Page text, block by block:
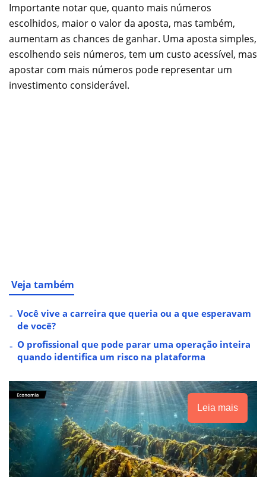
Importante notar que, quanto mais números
escolhidos, maior o valor da aposta, mas também,
aumentam as chances de ganhar. Uma aposta simples,
escolhendo seis números, tem um custo acessível, mas
apostar com mais números pode representar um
investimento considerável.
Veja também
Você vive a carreira que queria ou a que esperavam
de você?
O profissional que pode parar uma operação inteira
quando identifica um risco na plataforma
Leia mais